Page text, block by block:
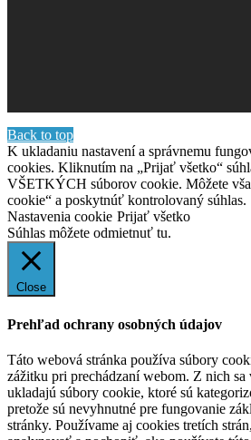
Back to top
K ukladaniu nastavení a správnemu
cookies. Kliknutím na „Prijať všetko“
VŠETKÝCH súborov cookie. Môžete
cookie“ a poskytnúť kontrolovaný súhlas.
Nastavenia cookie Prijať všetko
Súhlas môžete odmietnuť tu.
Close
Prehľad ochrany osobných údajov
Táto webová stránka používa súbory
zážitku pri prechádzaní webom. Z nich sa
ukladajú súbory cookie, ktoré sú
pretože sú nevyhnutné pre fungovanie
stránky. Používame aj cookies tretích